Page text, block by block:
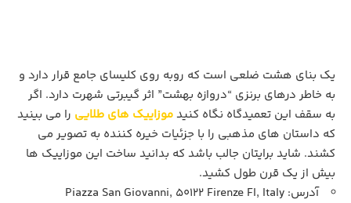
یک بنای هشت ضلعی است که روبه روی کلیسای جامع قرار دارد و
به خاطر درهای برنزی “دروازه بهشت” اثر گیبرتی شهرت دارد. اگر
به سقف این تعمیدگاه نگاه کنیدموزاییک های طلایی را می بینید
که داستان‌ های مذهبی را با جزئیات خیره‌ کننده به تصویر می‌
کشند. شاید برایتان جالب باشد که بدانید ساخت این موزاییک ها
بیش از یک قرن طول کشید.
آدرس: Piazza San Giovanni, 50122 Firenze FI, Italy